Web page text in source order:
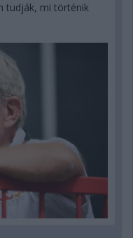
tudják, mi történik